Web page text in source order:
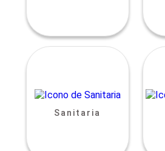
Sanitaria